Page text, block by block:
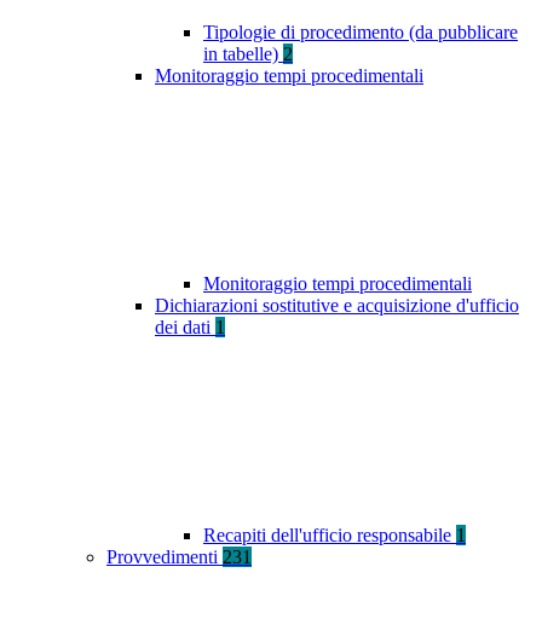
Tipologie di procedimento (da pubblicare
in tabelle) 2
Monitoraggio tempi procedimentali
Monitoraggio tempi procedimentali
Dichiarazioni sostitutive e acquisizione d'ufficio
dei dati 1
Recapiti dell'ufficio responsabile 1
Provvedimenti 231